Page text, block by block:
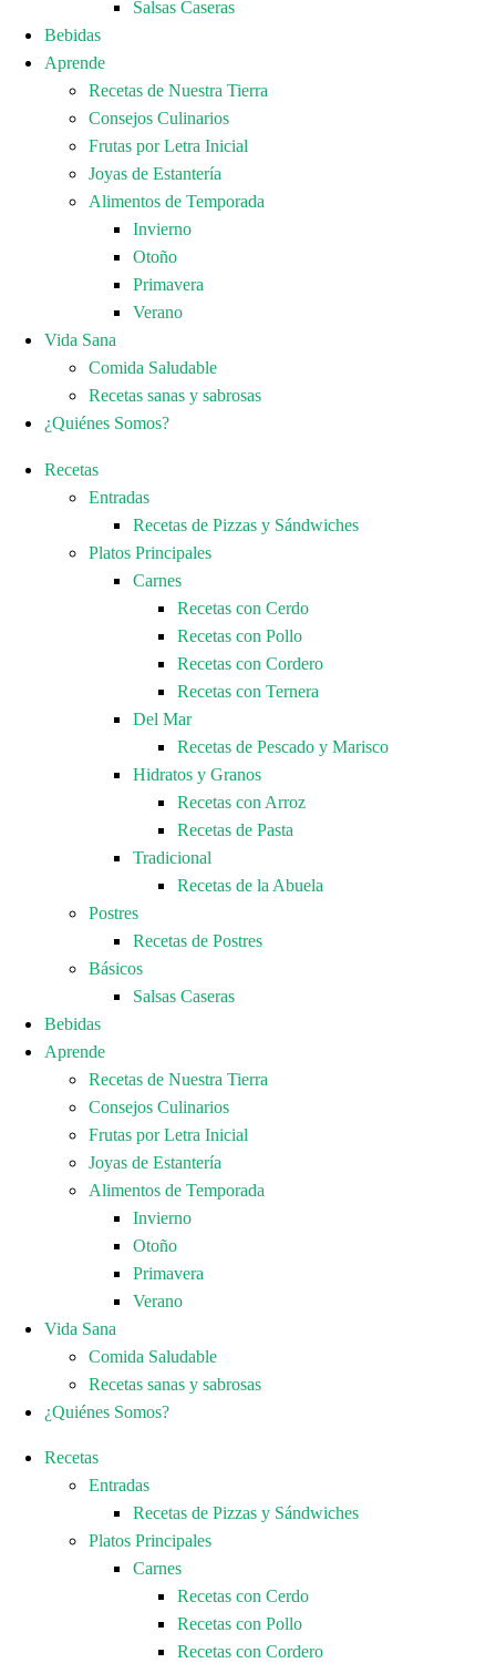
Salsas Caseras
Bebidas
Aprende
Recetas de Nuestra Tierra
Consejos Culinarios
Frutas por Letra Inicial
Joyas de Estantería
Alimentos de Temporada
Invierno
Otoño
Primavera
Verano
Vida Sana
Comida Saludable
Recetas sanas y sabrosas
¿Quiénes Somos?
Recetas
Entradas
Recetas de Pizzas y Sándwiches
Platos Principales
Carnes
Recetas con Cerdo
Recetas con Pollo
Recetas con Cordero
Recetas con Ternera
Del Mar
Recetas de Pescado y Marisco
Hidratos y Granos
Recetas con Arroz
Recetas de Pasta
Tradicional
Recetas de la Abuela
Postres
Recetas de Postres
Básicos
Salsas Caseras
Bebidas
Aprende
Recetas de Nuestra Tierra
Consejos Culinarios
Frutas por Letra Inicial
Joyas de Estantería
Alimentos de Temporada
Invierno
Otoño
Primavera
Verano
Vida Sana
Comida Saludable
Recetas sanas y sabrosas
¿Quiénes Somos?
Recetas
Entradas
Recetas de Pizzas y Sándwiches
Platos Principales
Carnes
Recetas con Cerdo
Recetas con Pollo
Recetas con Cordero